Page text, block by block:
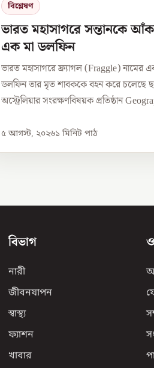
বিশ্লেষণ
ভারত মহাসাগরে সন্তানকে
এক মা ডলফিন
ভারত মহাসাগরে ফ্র্যাগল (Fraggle) নামের
ডলফিন তার মৃত শাবককে বহন করে চলেছে
অস্ট্রেলিয়ার সংরক্ষণবিষয়ক প্রতিষ্ঠান
৫ আগস্ট, ২০২৬১ মিনিট পাঠ
বিভাগ
নারী
জীবনযাপন
স্বাস্থ্য
ফ্যাশন
খাবার